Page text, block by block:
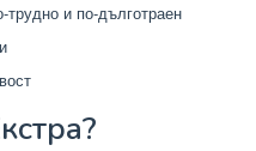
трудно и по-дълготраен